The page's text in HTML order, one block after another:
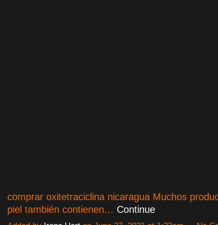
comprar oxitetraciclina nicaragua Muchos
piel también contienen… Continue